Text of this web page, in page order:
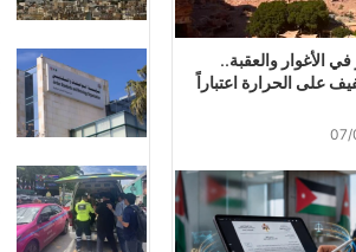
الأغوار والعقبة..
على الحرارة اعتباراً
07/